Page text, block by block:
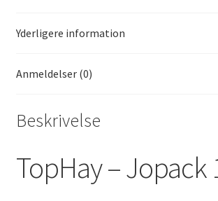
Yderligere information
Anmeldelser (0)
Beskrivelse
TopHay – Jopack